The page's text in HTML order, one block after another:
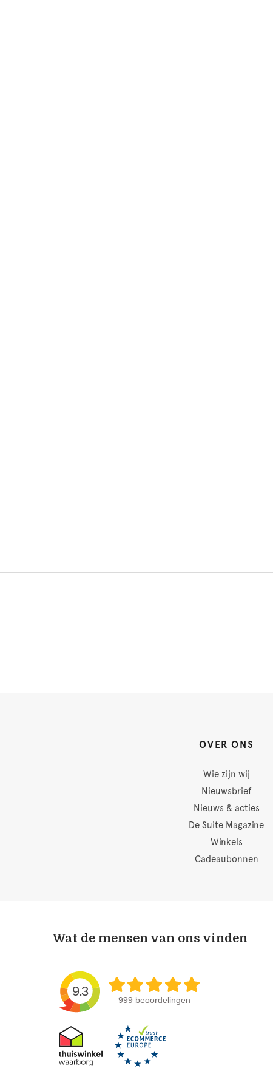
OVER ONS
Wie zijn wij
Nieuwsbrief
Nieuws & acties
De Suite Magazine
Winkels
Cadeaubonnen
Wat de mensen van ons vinden
9.3
999 beoordelingen